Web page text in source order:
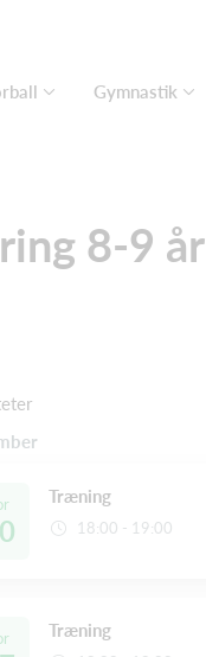
Gymnastik
8-9 år
Træning
18:00 - 19:00
Træning